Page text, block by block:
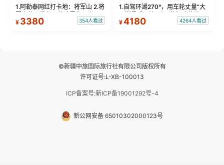
1.阿勒泰网红打卡地：将军山 2.将
军山落日缆车，体验雪都风光 3.
将军山，夕阳派对，蹦迪party 4.
¥ 3380 354人看过
1.自驾环湖270°，用车轮丈量“大
西洋最后一滴眼泪”的极致蔚蓝，
让雪山、花海与深邃湖水在转弯
¥4180 4264人看过
©新疆中旅国际旅行社有限公司版权所有
许可证号:L-XB-100013
ICP备案号:新ICP备19001292号-4
新公网安备 65010302000123号